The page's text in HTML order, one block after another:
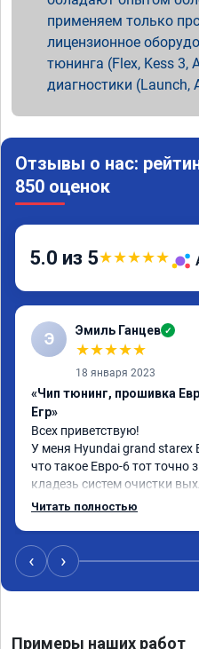
применяем только
лицензионное
тюнинга (Flex, Kess 3,
диагностики (Launch,
Отзывы о нас:
850 оценок
5.0 из 5★★★★★
Э Эмиль Ганцев ✓
★★★★★
18 января 2023
«Чип тюнинг, прошивка
Егр»
Всех приветствую!
У меня Hyundai grand starex
что такое Евро-6 тот точно
кладезь систем очистки
и ЕГР и мочевина, сажевый
системы.
Хорошие специалисты,
договаривались, всегда
не мешает двигаться в
Читать полностью
‹ ›
Примеры наших работ